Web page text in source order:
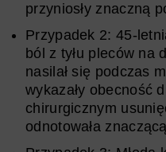
przyniosły znaczną
Przypadek 2: 45-
ból z tyłu pleców na
nasilał się podczas
wykazały obecność
chirurgicznym
odnotowała